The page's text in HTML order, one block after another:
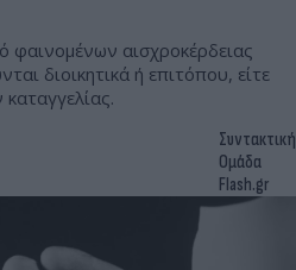
φαινομένων αισχροκέρδειας
διοικητικά ή επιτόπου, είτε
Συντακτική
Ομάδα
Flash.gr